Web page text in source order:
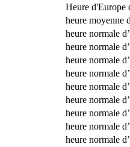
Heure d'Europe
heure moyenne
heure normale
heure normale
heure normale
heure normale
heure normale
heure normale
heure normale
heure normale
heure normale